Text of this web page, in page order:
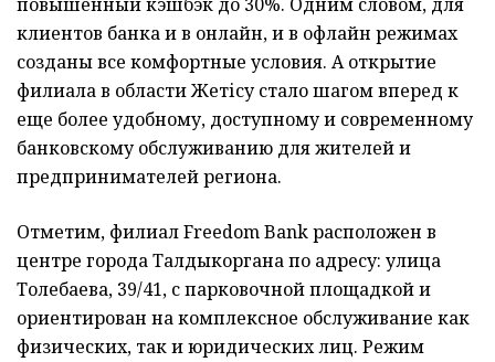
повышенный кэшбэк до 30%. Одним словом, для
клиентов банка и в онлайн, и в офлайн режимах
созданы все комфортные условия. А открытие
филиала в области Жетісу стало шагом вперед к
еще более удобному, доступному и современному
банковскому обслуживанию для жителей и
предпринимателей региона.
Отметим, филиал Freedom Bank расположен в
центре города Талдыкоргана по адресу: улица
Толебаева, 39/41, с парковочной площадкой и
ориентирован на комплексное обслуживание как
физических, так и юридических лиц. Режим